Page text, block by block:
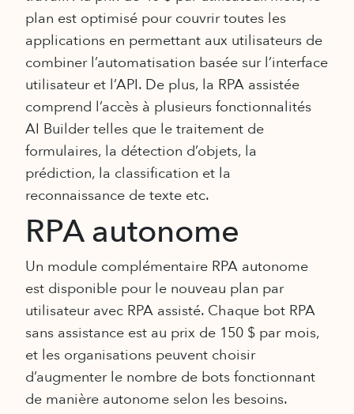
plan est optimisé pour couvrir toutes les
applications en permettant aux utilisateurs de
combiner l’automatisation basée sur l’interface
utilisateur et l’API. De plus, la RPA assistée
comprend l’accès à plusieurs fonctionnalités
AI Builder telles que le traitement de
formulaires, la détection d’objets, la
prédiction, la classification et la
reconnaissance de texte etc.
RPA autonome
Un module complémentaire RPA autonome
est disponible pour le nouveau plan par
utilisateur avec RPA assisté. Chaque bot RPA
sans assistance est au prix de 150 $ par mois,
et les organisations peuvent choisir
d’augmenter le nombre de bots fonctionnant
de manière autonome selon les besoins.